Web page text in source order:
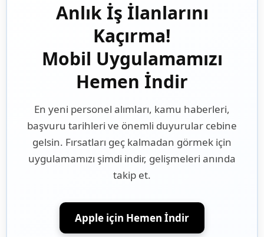
Anlık İş İlanlarını
Kaçırma!
Mobil Uygulamamızı
Hemen İndir
En yeni personel alımları, kamu haberleri,
başvuru tarihleri ve önemli duyurular cebine
gelsin. Fırsatları geç kalmadan görmek için
uygulamamızı şimdi indir, gelişmeleri anında
takip et.
Apple için Hemen İndir